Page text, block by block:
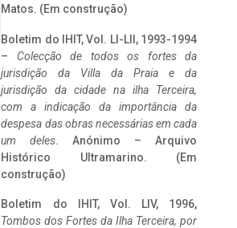
Matos. (Em construção)
Boletim do IHIT, Vol. LI-LII, 1993-1994
– Colecção de todos os fortes da
jurisdição da Villa da Praia e da
jurisdição da cidade na ilha Terceira,
com a indicação da importância da
despesa das obras necessárias em cada
um deles. Anónimo – Arquivo
Histórico Ultramarino. (Em
construção)
Boletim do IHIT, Vol. LIV, 1996,
Tombos dos Fortes da Ilha Terceira, por